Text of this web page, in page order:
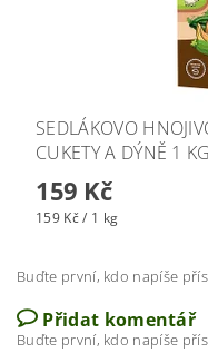
SEDLÁKOVO
CUKETY A DÝNĚ 1 KG
159 Kč
159 Kč / 1 kg
Buďte první, kdo napíše
Přidat komentář
Buďte první, kdo napíše